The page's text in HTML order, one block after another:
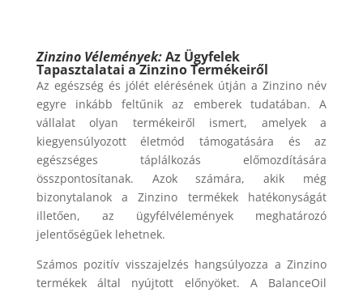
Zinzino Vélemények:Az Ügyfelek
Tapasztalatai a Zinzino Termékeiről
Az egészség és jólét elérésének útján a Zinzino név
egyre inkább feltűnik az emberek tudatában. A
vállalat olyan termékeiről ismert, amelyek a
kiegyensúlyozott életmód támogatására és az
egészséges táplálkozás előmozdítására
összpontosítanak. Azok számára, akik még
bizonytalanok a Zinzino termékek hatékonyságát
illetően, az ügyfélvélemények meghatározó
jelentőségűek lehetnek.
Számos pozitív visszajelzés hangsúlyozza a Zinzino
termékek által nyújtott előnyöket. A BalanceOil